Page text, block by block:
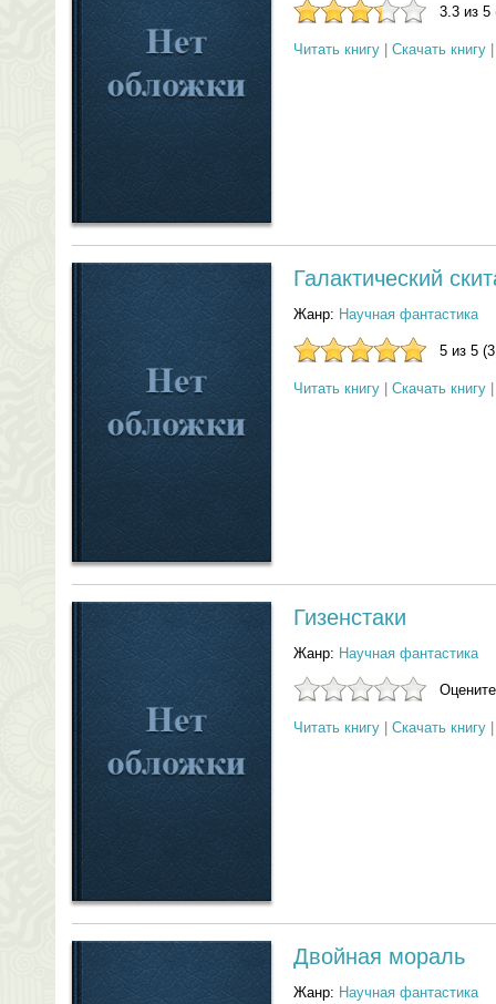
3.3 из 5
Читать книгу Скачать книгу
Галактический
Жанр: Научная фантастика
5 из 5
Читать книгу Скачать книгу
Гизенстаки
Жанр: Научная фантастика
Читать книгу Скачать книгу
Двойная мораль
Жанр: Научная фантастика